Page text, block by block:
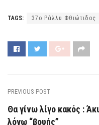
TAGS: 37ο Ράλλυ Φθιώτιδος
PREVIOUS POST
Θα γίνω λίγο κακός :
λόγω “βουής”